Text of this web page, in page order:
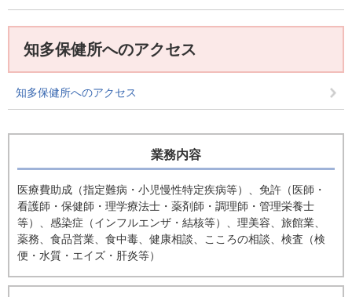
知多保健所へのアクセス
知多保健所へのアクセス
業務内容
医療費助成（指定難病・小児慢性特定疾病等）、免許（医師・
看護師・保健師・理学療法士・薬剤師・調理師・管理栄養士
等）、感染症（インフルエンザ・結核等）、理美容、旅館業、
薬務、食品営業、食中毒、健康相談、こころの相談、検査（検
便・水質・エイズ・肝炎等）